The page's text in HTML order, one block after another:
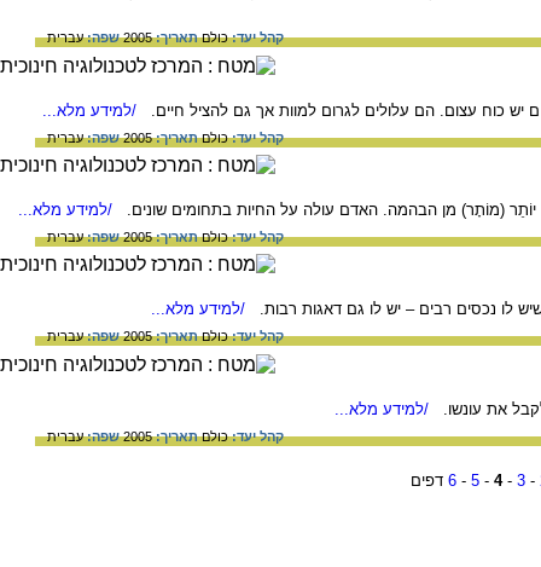
קהל יעד:כולםתאריך:2005 שפה:עברית
יש כוח עצום. הם עלולים לגרום למוות אך גם להציל חיים. /למידע מלא...
קהל יעד:כולםתאריך:2005 שפה:עברית
(מוֹתָר) מן הבהמה. האדם עולה על החיות בתחומים שונים. /למידע מלא...
קהל יעד:כולםתאריך:2005 שפה:עברית
לו נכסים רבים – יש לו גם דאגות רבות. /למידע מלא...
קהל יעד:כולםתאריך:2005 שפה:עברית
את עונשו. /למידע מלא...
קהל יעד:כולםתאריך:2005 שפה:עברית
-
3
-
4
-
5
-
6 דפים